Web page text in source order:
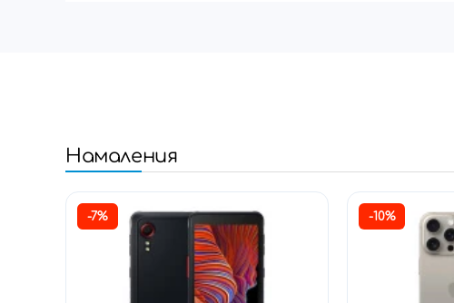
Намаления
-7% -10%